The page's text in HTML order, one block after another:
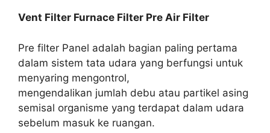
Vent Filter Furnace Filter Pre Air Filter
Pre filter Panel adalah bagian paling pertama
dalam sistem tata udara yang berfungsi untuk
menyaring mengontrol,
mengendalikan jumlah debu atau partikel asing
semisal organisme yang terdapat dalam udara
sebelum masuk ke ruangan.